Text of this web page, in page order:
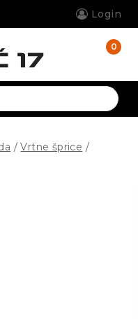
Login
0
/ Vrtne šprice /